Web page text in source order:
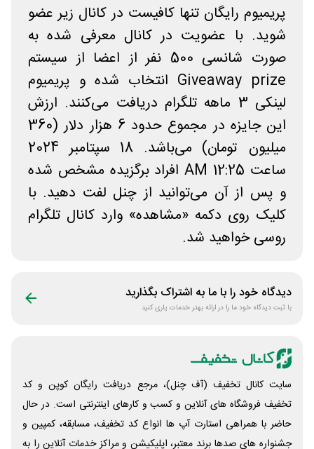
پریمیوم رایگان تنها کافیست در کانال زیر عضو
شوید. با عضویت در کانال معرفی شده به
صورت شانسی 500 نفر از اعضا از سیستم
Giveaway prize انتخاب شده و پریمیوم
لینکی 3 ماهه تلگرام دریافت می‌کنند. ارزش
این جایزه در مجموع حدود 6 هزار دلار (360
میلیون تومان) می‌باشد. 18 سپتامبر 2024
ساعت 12:25 AM افراد برگزیده مشخص شده
و پس از آن می‌توانید از چنل لفت دهید. با
کلیک روی دکمه «مشاهده» وارد کانال تلگرام
روسی خواهید شد.
دیدگاه خود را با ما به اشتراک بگذارید
با ثبت دیدگاه خود ما را در ارائه بهتر خدمات یاری کنید
سایت کانال تخفیف (آف چنل)، مرجع دریافت رایگان کوپن و کد
تخفیف فروشگاه های آنلاین و کسب و‌ کارهای اینترنتی است. در حال
حاضر با همراهی استارت آپ ها انواع کد تخفیف، مسابقه، کمپین و
جشنواره های صدها برند معتبر، اپلیکیشن و مراکز خدمات آنلاین را به